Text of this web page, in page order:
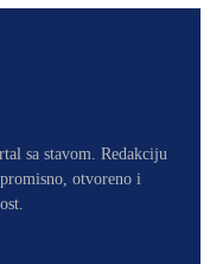
sa stavom. Redakciju
otvoreno i